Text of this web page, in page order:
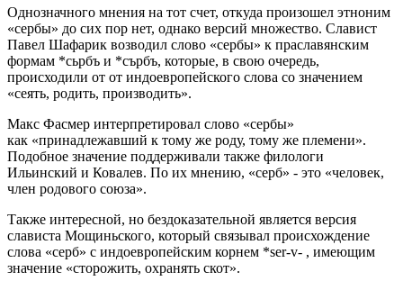
Однозначного мнения на тот счет, откуда произошел этноним
«сербы» до сих пор нет, однако версий множество. Славист
Павел Шафарик возводил слово «сербы» к праславянским
формам *сьрбъ и *сърбъ, которые, в свою очередь,
происходили от от индоевропейского слова со значением
«сеять, родить, производить».
Макс Фасмер интерпретировал слово «сербы»
как «принадлежавший к тому же роду, тому же племени».
Подобное значение поддерживали также филологи
Ильинский и Ковалев. По их мнению, «серб» - это «человек,
член родового союза».
Также интересной, но бездоказательной является версия
слависта Мощиньского, который связывал происхождение
слова «серб» с индоевропейским корнем *ser-v- , имеющим
значение «сторожить, охранять скот».